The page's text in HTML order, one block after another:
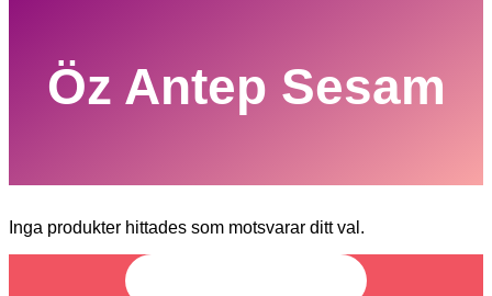
Öz Antep Sesam
Inga produkter hittades som motsvarar ditt val.